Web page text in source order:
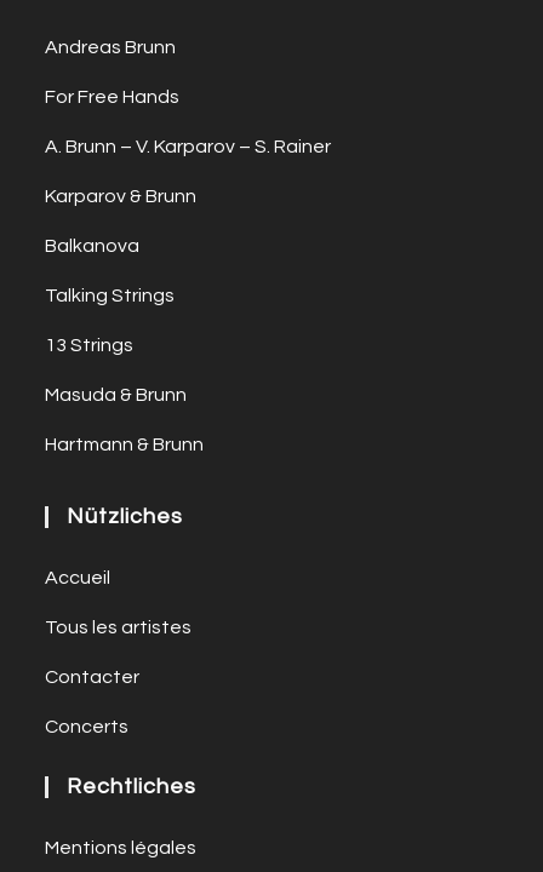
Andreas Brunn
For Free Hands
A. Brunn – V. Karparov – S. Rainer
Karparov & Brunn
Balkanova
Talking Strings
13 Strings
Masuda & Brunn
Hartmann & Brunn
Nützliches
Accueil
Tous les artistes
Contacter
Concerts
Rechtliches
Mentions légales